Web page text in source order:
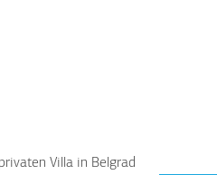
Villa in Belgrad